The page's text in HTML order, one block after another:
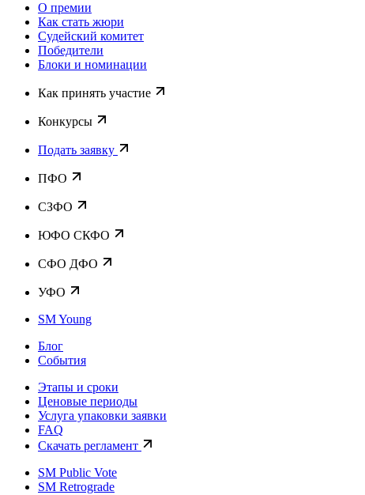
О премии
Как стать жюри
Судейский комитет
Победители
Блоки и номинации
Как принять участие
Конкурсы
Подать заявку
ПФО
СЗФО
ЮФО СКФО
CФО ДФО
УФО
SM Young
Блог
События
Этапы и сроки
Ценовые периоды
Услуга упаковки заявки
FAQ
Скачать регламент
SM Public Vote
SM Retrograde